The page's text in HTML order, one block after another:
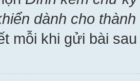
dành cho
mỗi khi gửi bài sau